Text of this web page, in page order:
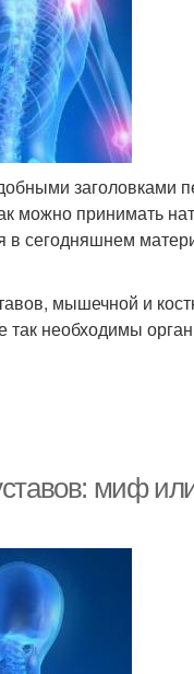
заголовками
можно принимать
в сегодняшнем
мышечной и
так необходимы
миф